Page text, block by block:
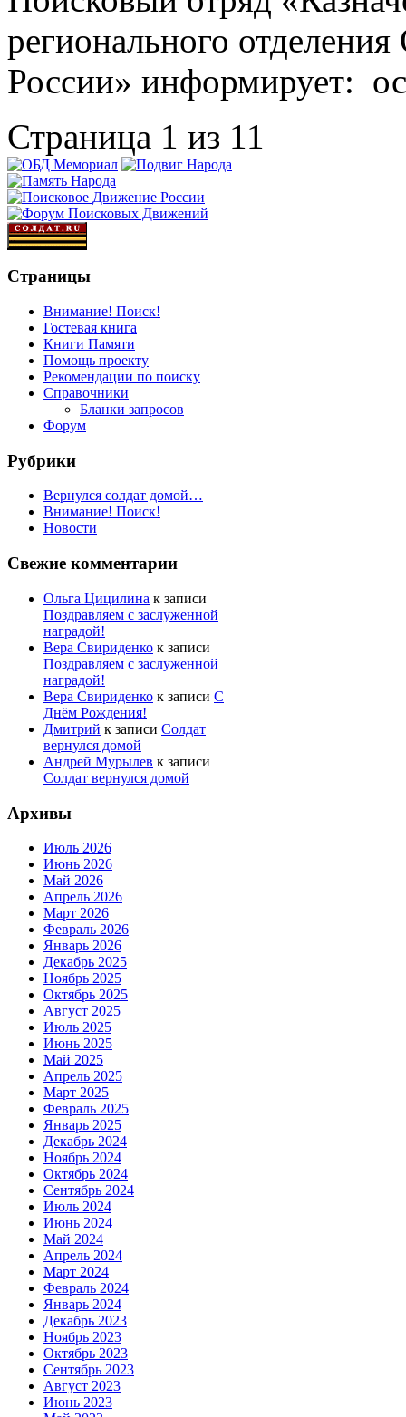
регионального
России» информирует:
Страница 1 из 1 1
Страницы
Внимание! Поиск!
Гостевая книга
Книги Памяти
Помощь проекту
Рекомендации по поиску
Справочники
Бланки запросов
Форум
Рубрики
Вернулся солдат домой…
Внимание! Поиск!
Новости
Свежие комментарии
Ольга Цицилина к записи
Поздравляем с заслуженной
наградой!
Вера Свириденко к записи
Поздравляем с заслуженной
наградой!
Вера Свириденко к записи С
Днём Рождения!
Дмитрий к записи Солдат
вернулся домой
Андрей Мурылев к записи
Солдат вернулся домой
Архивы
Июль 2026
Июнь 2026
Май 2026
Апрель 2026
Март 2026
Февраль 2026
Январь 2026
Декабрь 2025
Ноябрь 2025
Октябрь 2025
Август 2025
Июль 2025
Июнь 2025
Май 2025
Апрель 2025
Март 2025
Февраль 2025
Январь 2025
Декабрь 2024
Ноябрь 2024
Октябрь 2024
Сентябрь 2024
Июль 2024
Июнь 2024
Май 2024
Апрель 2024
Март 2024
Февраль 2024
Январь 2024
Декабрь 2023
Ноябрь 2023
Октябрь 2023
Сентябрь 2023
Август 2023
Июнь 2023